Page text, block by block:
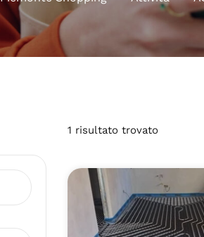
1 risultato trovato